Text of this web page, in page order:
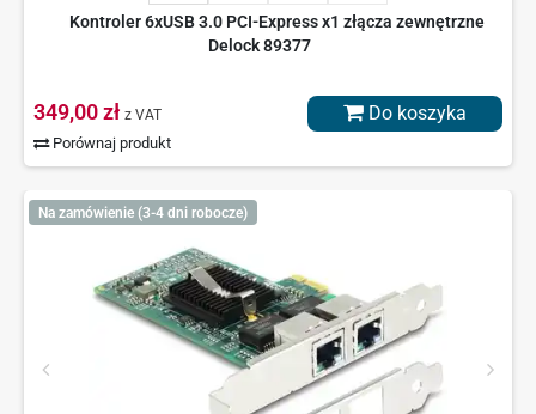
Kontroler 6xUSB 3.0 PCI-Express x1 złącza zewnętrzne
Delock 89377
349,00 zł z VAT
Porównaj produkt
Do koszyka
Na zamówienie (3-4 dni robocze)